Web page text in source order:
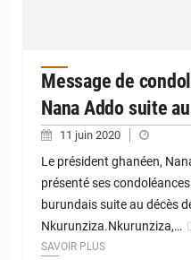
Message de
Nana Addo suite
11 juin 2020
Le président ghanéen,
présenté ses
burundais suite au décès
Nkurunziza.Nkurunziza,…
SAVOIR PLUS